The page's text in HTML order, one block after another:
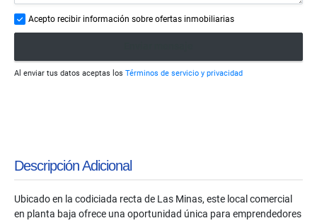
Acepto recibir información sobre ofertas inmobiliarias
Al enviar tus datos aceptas los Términos de servicio y privacidad
Descripción Adicional
Ubicado en la codiciada recta de Las Minas, este local comercial
en planta baja ofrece una oportunidad única para emprendedores